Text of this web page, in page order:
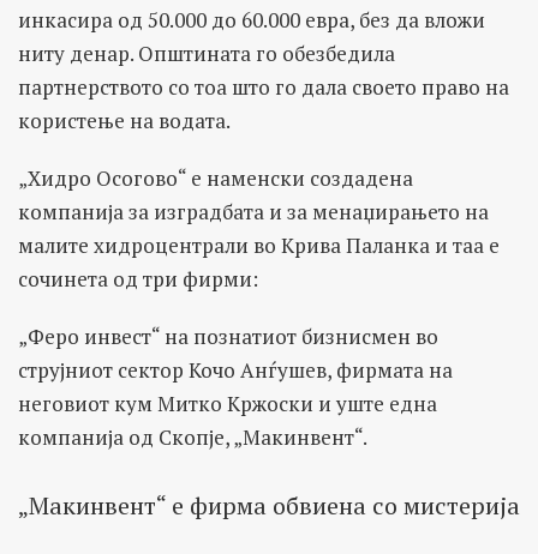
инкасира од 50.000 до 60.000 евра, без да вложи
ниту денар. Општината го обезбедила
партнерството со тоа што го дала своето право на
користење на водата.
„Хидро Осогово“ е наменски создадена
компанија за изградбата и за менаџирањето на
малите хидроцентрали во Крива Паланка и таа е
сочинета од три фирми:
„Феро инвест“ на познатиот бизнисмен во
струјниот сектор Кочо Анѓушев, фирмата на
неговиот кум Митко Кржоски и уште една
компанија од Скопје, „Макинвент“.
„Макинвент“ е фирма обвиена со мистерија